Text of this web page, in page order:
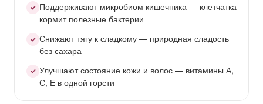
Поддерживают микробиом кишечника — клетчатка
кормит полезные бактерии
Снижают тягу к сладкому — природная сладость
без сахара
Улучшают состояние кожи и волос — витамины А,
С, Е в одной горсти